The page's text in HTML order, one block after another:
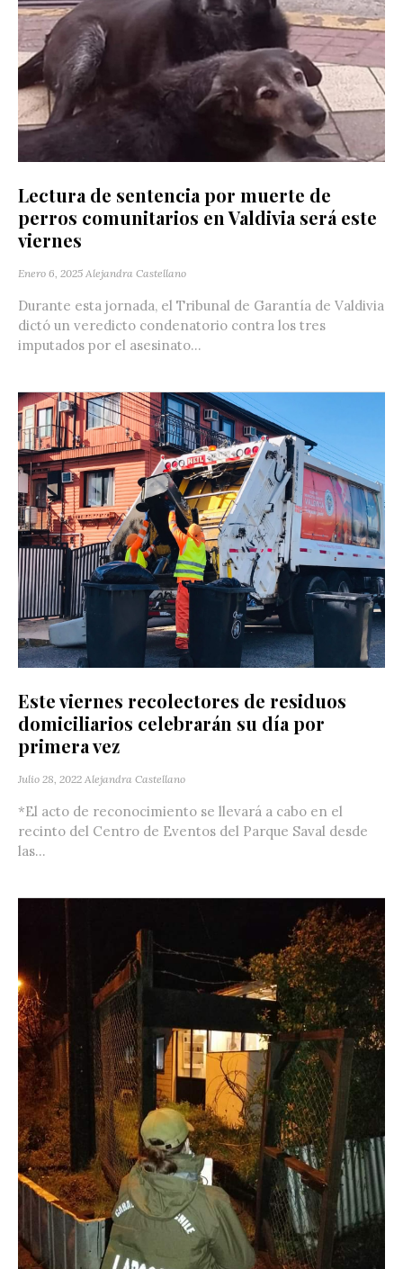
Lectura de sentencia por muerte de
perros comunitarios en Valdivia será este
viernes
Enero 6, 2025 Alejandra Castellano
Durante esta jornada, el Tribunal de Garantía de Valdivia
dictó un veredicto condenatorio contra los tres
imputados por el asesinato...
Este viernes recolectores de residuos
domiciliarios celebrarán su día por
primera vez
Julio 28, 2022 Alejandra Castellano
*El acto de reconocimiento se llevará a cabo en el
recinto del Centro de Eventos del Parque Saval desde
las...